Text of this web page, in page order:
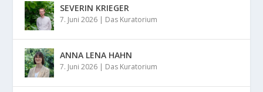
SEVERIN KRIEGER
7. Juni 2026 | Das Kuratorium
ANNA LENA HAHN
7. Juni 2026 | Das Kuratorium